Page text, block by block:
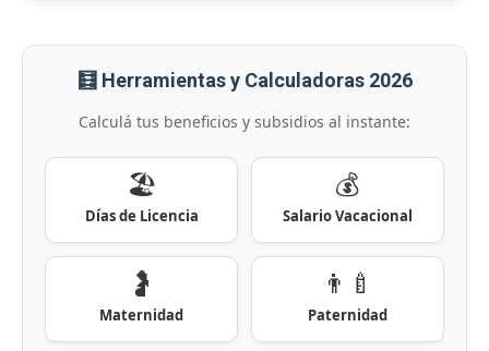
🧮 Herramientas y Calculadoras 2026
Calculá tus beneficios y subsidios al instante:
🏖️
Días de Licencia
💰
Salario Vacacional
🤰
Maternidad
👨‍🍼
Paternidad